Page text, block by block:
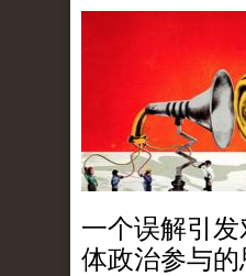
一个误解引
体政治参与的